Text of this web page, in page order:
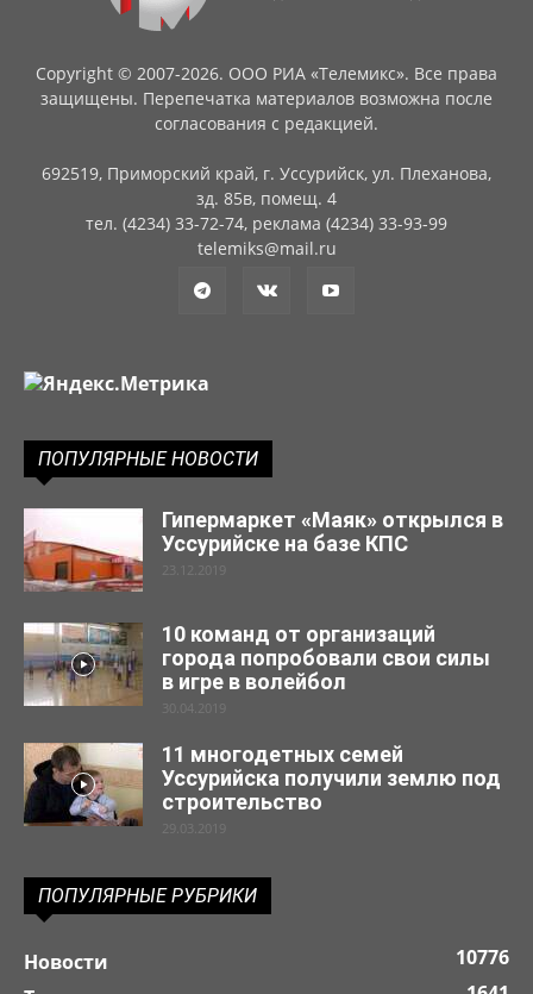
Copyright © 2007-2026. ООО РИА «Телемикс». Все права
защищены. Перепечатка материалов возможна после
согласования с редакцией.
692519, Приморский край, г. Уссурийск, ул. Плеханова,
зд. 85в, помещ. 4
тел. (4234) 33-72-74, реклама (4234) 33-93-99
telemiks@mail.ru
ПОПУЛЯРНЫЕ НОВОСТИ
Гипермаркет «Маяк» открылся в
Уссурийске на базе КПС
23.12.2019
10 команд от организаций
города попробовали свои силы
в игре в волейбол
30.04.2019
11 многодетных семей
Уссурийска получили землю под
строительство
29.03.2019
ПОПУЛЯРНЫЕ РУБРИКИ
Новости
10776